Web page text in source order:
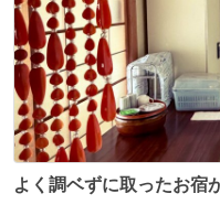
ト
数
よく調ベずに取ったお宿